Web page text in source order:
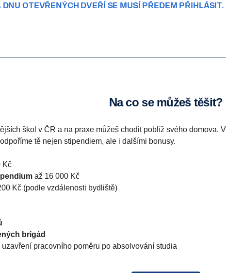
DNU OTEVŘENÝCH DVEŘÍ SE MUSÍ PŘEDEM
Na co se můžeš těšit?
škol v ČR a na praxe můžeš chodit poblíž svého domova.
tě nejen stipendiem, ale i dalšími bonusy.
Kč
až 16 000 Kč
Kč (podle vzdálenosti bydliště)
brigád
pracovního poměru po absolvování studia